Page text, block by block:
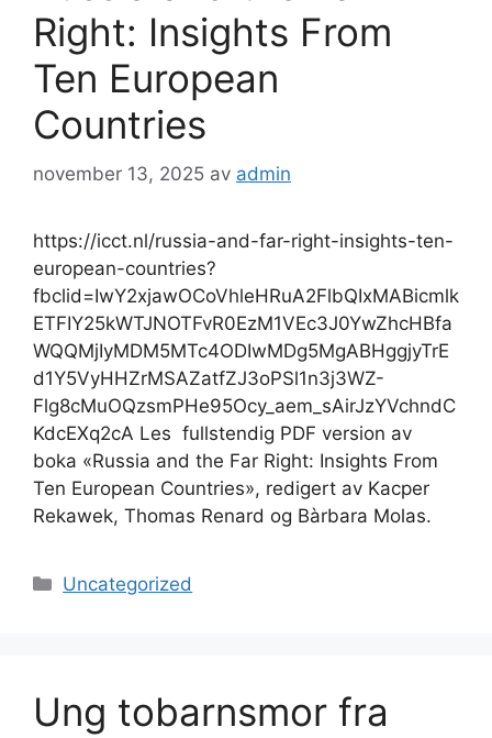
Right: Insights From
Ten European
Countries
november 13, 2025 av admin
https://icct.nl/russia-and-far-right-insights-ten-
european-countries?
fbclid=IwY2xjawOCoVhleHRuA2FlbQIxMABicmlk
ETFIY25kWTJNOTFvR0EzM1VEc3J0YwZhcHBfa
WQQMjIyMDM5MTc4ODIwMDg5MgABHggjyTrE
d1Y5VyHHZrMSAZatfZJ3oPSl1n3j3WZ-
Flg8cMuOQzsmPHe95Ocy_aem_sAirJzYVchndC
KdcEXq2cA Les fullstendig PDF version av
boka «Russia and the Far Right: Insights From
Ten European Countries», redigert av Kacper
Rekawek, Thomas Renard og Bàrbara Molas.
Kategorier
Uncategorized
Ung tobarnsmor fra